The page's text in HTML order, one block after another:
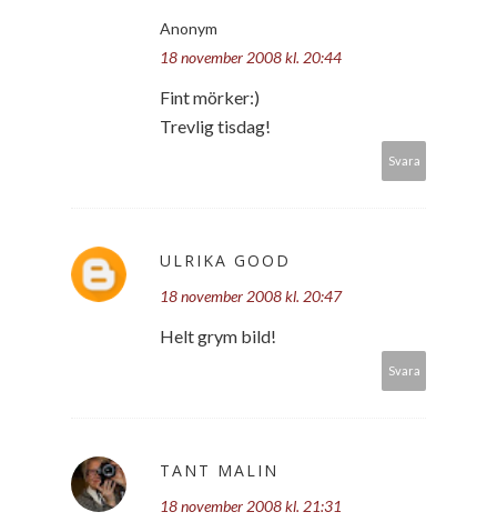
Anonym
18 november 2008 kl. 20:44
Fint mörker:)
Trevlig tisdag!
Svara
ULRIKA GOOD
18 november 2008 kl. 20:47
Helt grym bild!
Svara
TANT MALIN
18 november 2008 kl. 21:31